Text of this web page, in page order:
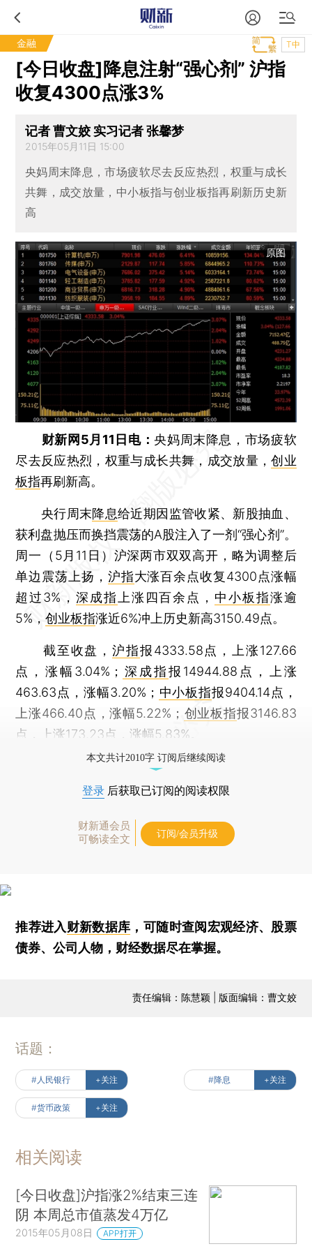
金融 T中
[今日收盘]降息注射“强心剂” 沪指
收复4300点涨3%
记者 曹文姣 实习记者 张馨梦
2015年05月11日 15:00
央妈周末降息，市场疲软尽去反应热烈，权重与成长
共舞，成交放量，中小板指与创业板指再刷新历史新
高
原图
财新网5月11日电：央妈周末降息，市场疲软
尽去反应热烈，权重与成长共舞，成交放量，创业
板指再刷新高。
央行周末降息给近期因监管收紧、新股抽血、
获利盘抛压而换挡震荡的A股注入了一剂“强心剂”。
周一（5月11日）沪深两市双双高开，略为调整后
单边震荡上扬， 沪指大涨百余点收复4300点涨幅
超过3%，深成指 上涨四百余点， 中小板指涨逾
5%，创业板指涨近6%冲上历史新高3150.49点。
截至收盘，沪指报4333.58点，上涨127.66
点，涨幅3.04%； 深成指报14944.88点，上涨
463.63点，涨幅3.20%； 中小板指报9404.14点，
上涨466.40点，涨幅5.22%； 创业板指报3146.83
点，上涨173.23点，涨幅5.83%。
本文共计2010字 订阅后继续阅读
登录 后获取已订阅的阅读权限
财新通会员
可畅读全文
订阅/会员升级
推荐进入财新数据库 ，可随时查阅宏观经济、股票
债券、公司人物，财经数据尽在掌握。
责任编辑：陈慧颖 | 版面编辑：曹文姣
话题：
#人民银行 +关注 #降息 +关注
#货币政策 +关注
相关阅读
[今日收盘]沪指涨2%结束三连
阴 本周总市值蒸发4万亿
2015年05月08日 APP打开